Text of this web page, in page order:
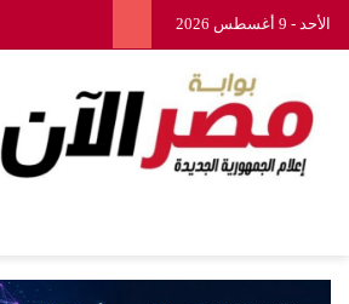
الأحد - 9 أغسطس 2026